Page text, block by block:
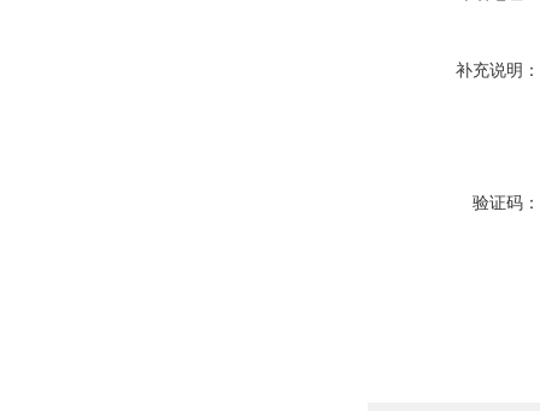
补充说明：
验证码：